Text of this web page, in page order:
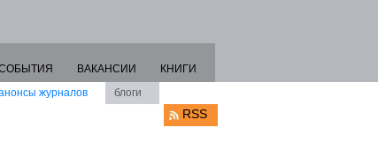
журналов блоги
ВАКАНСИИ КНИГИ
RSS